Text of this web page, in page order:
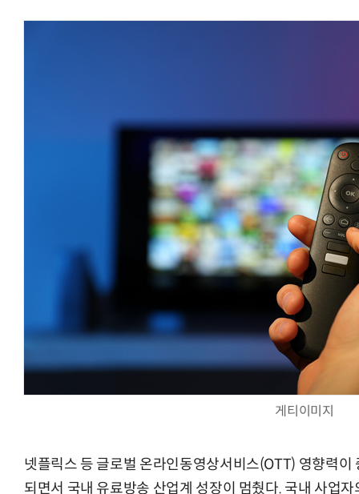
게티이미지
넷플릭스 등 글로벌 온라인동영상서비스(OTT) 영향력이
되면서 국내 유료방송 산업계 성장이 멈췄다. 국내 사업자
AI Native Enterprise를 지원하는 AI